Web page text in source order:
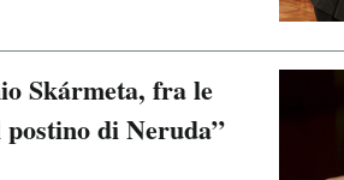
Skármeta, fra le
di Neruda”